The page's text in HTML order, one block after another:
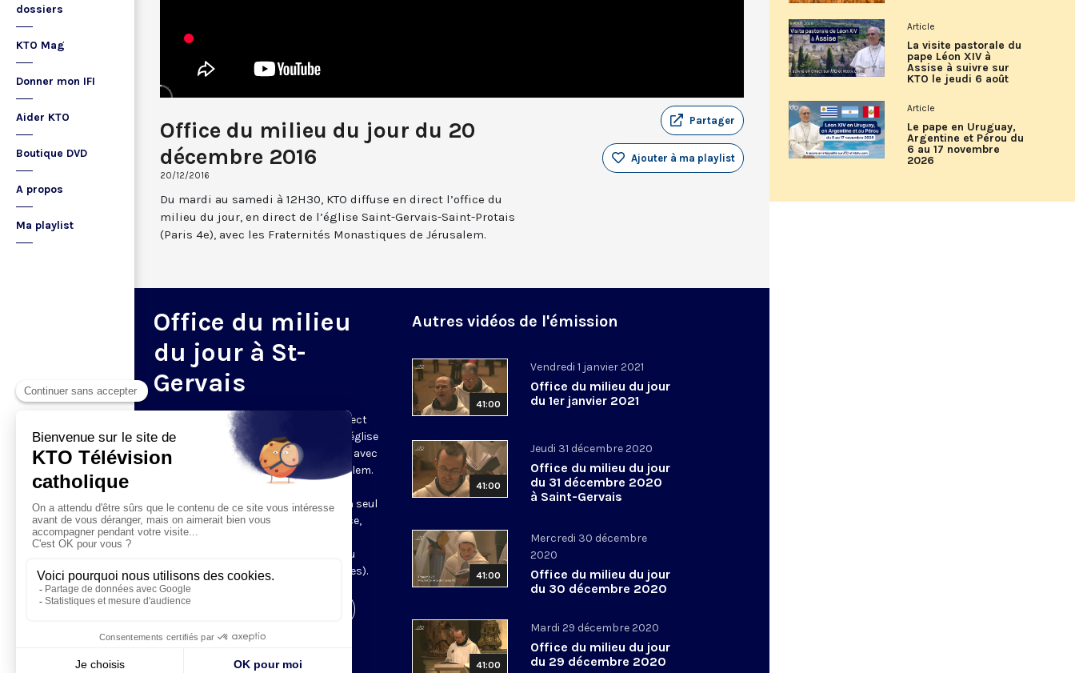
dossiers
KTO Mag
Donner mon IFI
Aider KTO
Boutique DVD
A propos
Ma playlist
Office du milieu du jour du 20
décembre 2016
20/12/2016
Partager
Ajouter à ma playlist
Du mardi au samedi à 12H30, KTO diffuse en direct l’office du
milieu du jour, en direct de l’église Saint-Gervais-Saint-Protais
(Paris 4e), avec les Fraternités Monastiques de Jérusalem.
Office du milieu
du jour à St-
Gervais
Du mardi au samedi, KTO diffuse en direct
l’office du milieu du jour, en direct de l’église
Saint-Gervais-Saint-Protais (Paris 4e), avec
les Fraternités Monastiques de Jérusalem.
L’Office du Milieu du Jour regroupe, en
particulier, «au milieu du jour» et en un seul
office, les heures monastiques de Tierce,
Sexte et None. Il permet à l’Église de
retrouver son Seigneur entre l’office du
matin (Laudes) et l’office du soir (Vêpres).
Autres vidéos de l'émission
41:00
Vendredi 1 janvier 2021
Office du milieu du jour
du 1er janvier 2021
41:00
Jeudi 31 décembre 2020
Office du milieu du jour
du 31 décembre 2020
à Saint-Gervais
41:00
Mercredi 30 décembre
2020
Office du milieu du jour
du 30 décembre 2020
41:00
Mardi 29 décembre 2020
Office du milieu du jour
du 29 décembre 2020
Article
La visite pastorale du
pape Léon XIV à
Assise à suivre sur
KTO le jeudi 6 août
Article
Le pape en Uruguay,
Argentine et Pérou du
6 au 17 novembre
2026